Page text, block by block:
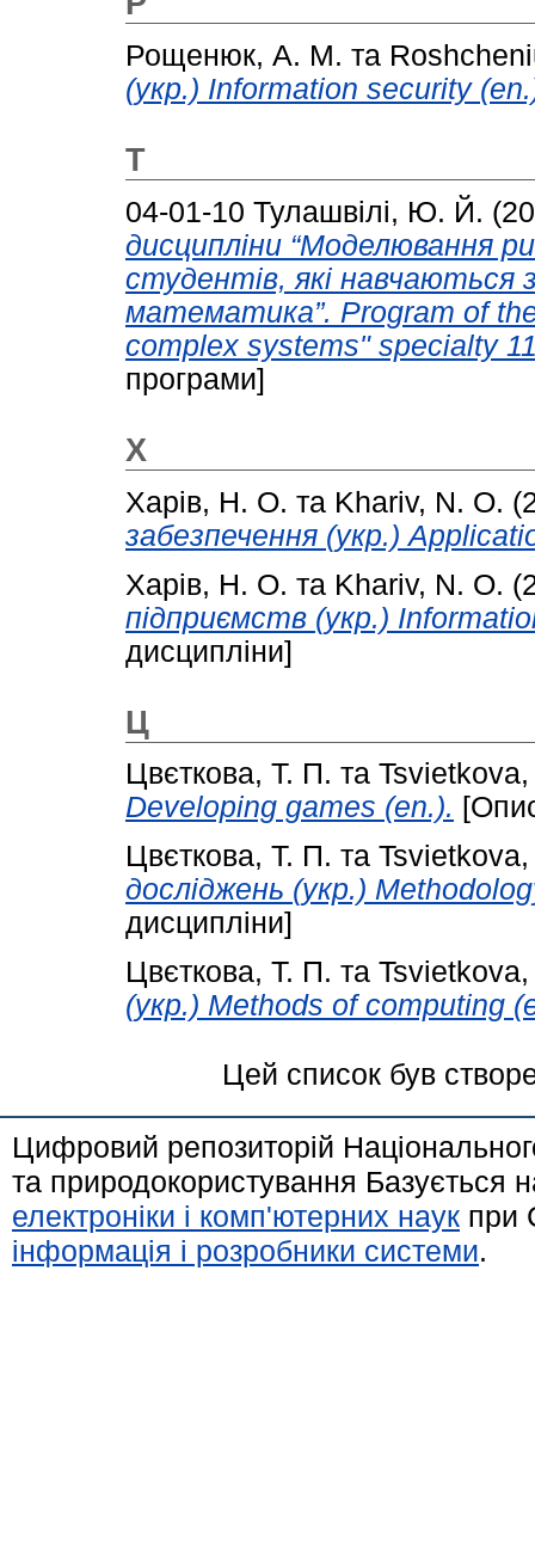
Рощенюк, А. М. та
(укр.) Information security
Т
04-01-10 Тулашвілі, Ю. Й.
дисципліни “Моделювання
студентів, які навчаються
математика”. Program of
complex systems" specialty
програми]
Х
Харів, Н. О. та Khariv, N. O.
забезпечення (укр.)
Харів, Н. О. та Khariv, N. O.
підприємств (укр.)
дисципліни]
Ц
Цвєткова, Т. П. та Tsvietkova,
Developing games (en.).
Цвєткова, Т. П. та Tsvietkova,
досліджень (укр.)
дисципліни]
Цвєткова, Т. П. та Tsvietkova,
(укр.) Methods of computing
Цей список був
Цифровий репозиторій
та природокористування Базується
електроніки і комп'ютерних наук при
інформація і розробники системи.